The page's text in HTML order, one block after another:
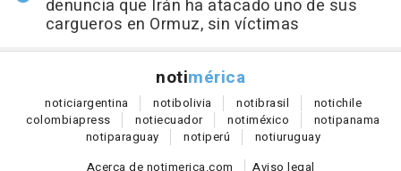
denuncia que Irán ha atacado uno de sus
cargueros en Ormuz, sin víctimas
notimérica
noticiargentina notibolivia notibrasil notichile
colombiapress notiecuador notiméxico notipanama
notiparaguay notiperú notiuruguay
Acerca de notimerica.com
Aviso legal